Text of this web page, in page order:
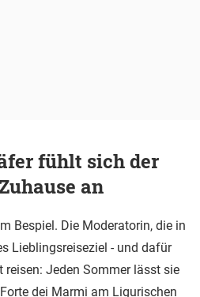
fühlt sich der
an
Bespiel. Die Moderatorin, die in
Lieblingsreiseziel - und dafür
Jeden Sommer lässt sie
dei Marmi am Ligurischen